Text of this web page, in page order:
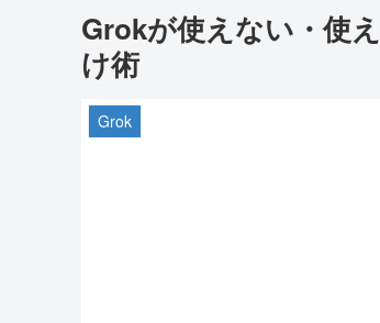
Grokが使えない・使
け術
Grok